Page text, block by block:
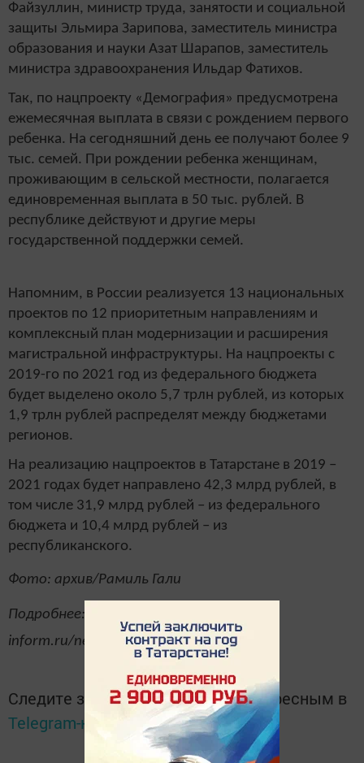
Файзуллин, министр труда, занятости и социальной
защиты Эльмира Зарипова, заместитель министра
образования и науки Азат Шарапов, заместитель
министра здравоохранения Ильдар Фатихов.
Так, по нацпроекту «Демография» предусмотрена
ежемесячная выплата в связи с рождением первого
ребенка. На сегодняшний день ее получают более 9
тыс. семей. При рождении ребенка женщинам,
проживающим в сельской местности, полагается
единовременная выплата в 50 тыс. рублей. В
республике действуют и другие меры
государственной поддержки семей.
Напомним, в России реализуется 13 национальных
проектов по 12 приоритетным направлениям и
комплексный план модернизации и расширения
магистральной инфраструктуры. На нацпроекты с
2019-го по 2021 год из федерального бюджета
будет выделено около 5,7 трлн рублей, из которых
1,9 трлн рублей распределят между бюджетами
регионов.
На реализацию нацпроектов в Татарстане в 2019 –
2021 годах будет направлено 42,3 млрд рублей, в
том числе 31,9 млрд рублей – из федерального
бюджета и 10,4 млрд рублей – из
республиканского.
Фото: архив/Рамиль Гали
Подробнее: https://www.tatar-
inform.ru/news/2019/05/15/650933/
Следите за самым важным и интересным в
Telegram-канале
Татмедиа